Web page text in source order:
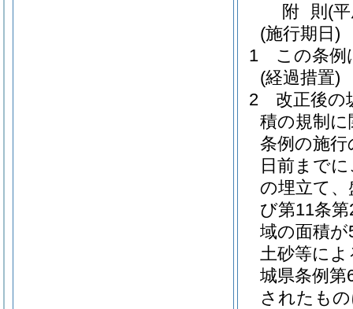
附 則 (
(施行期日)
1
この条例
(経過措置)
2
改正後の
積の規制
条例の施
日前まで
の埋立て
び第11条
域の面積
土砂等に
城県条例第
されたも